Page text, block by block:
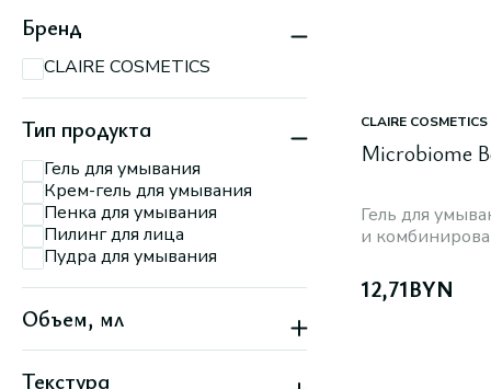
Бренд
CLAIRE COSMETICS
Тип продукта
Гель для умывания
Крем-гель для умывания
Пенка для умывания
Пилинг для лица
Пудра для умывания
Объем, мл
Текстура
CLAIRE COSMETICS
Microbiome
Гель для
и
12,71BYN